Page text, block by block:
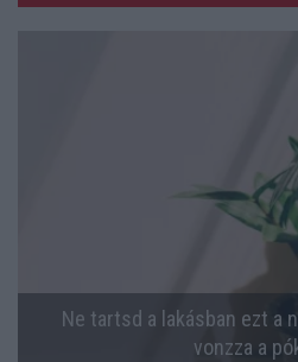
Ne tartsd a lakásban ezt a
vonzza a